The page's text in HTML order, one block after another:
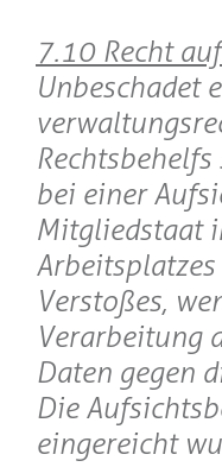
7.10 Recht
Unbeschadet
bei einer
Mitgliedstaat
Verstoßes,
Verarbeitung
Daten gegen
Die
eingereicht